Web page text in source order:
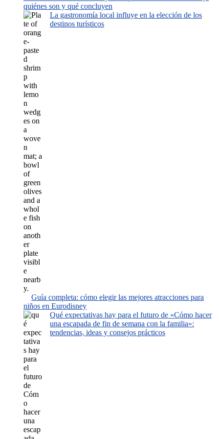
quiénes son y qué concluyen
La gastronomía local influye en la elección de los
destinos turísticos
Guía completa: cómo elegir las mejores atracciones para
niños en Eurodisney
Qué expectativas hay para el futuro de «Cómo hacer
una escapada de fin de semana con la familia»:
tendencias, ideas y consejos prácticos